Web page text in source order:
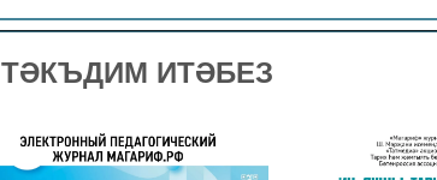
ТӘКЪДИМ ИТӘБЕЗ